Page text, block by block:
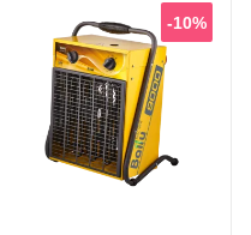
-10%